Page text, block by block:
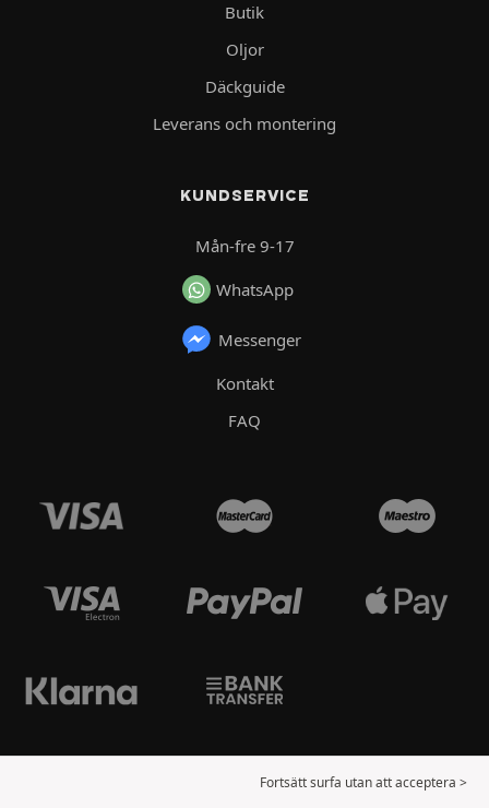
Butik
Oljor
Däckguide
Leverans och montering
KUNDSERVICE
Mån-fre 9-17
WhatsApp
Messenger
Kontakt
FAQ
Fortsätt surfa utan att acceptera >